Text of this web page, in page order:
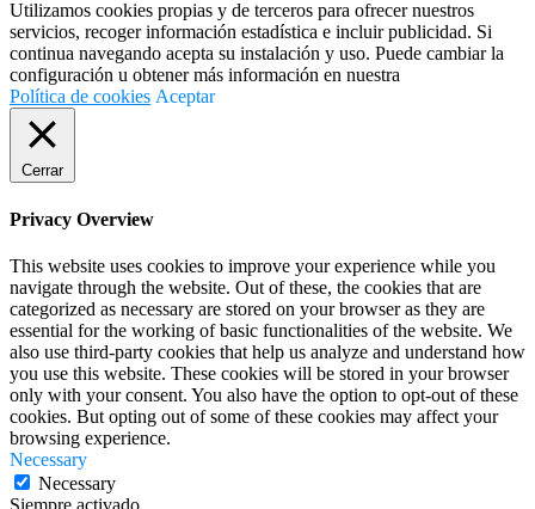
Utilizamos cookies propias y de terceros para ofrecer nuestros
servicios, recoger información estadística e incluir publicidad. Si
continua navegando acepta su instalación y uso. Puede cambiar la
configuración u obtener más información en nuestra
Política de cookies Aceptar
Cerrar
Privacy Overview
This website uses cookies to improve your experience while you
navigate through the website. Out of these, the cookies that are
categorized as necessary are stored on your browser as they are
essential for the working of basic functionalities of the website. We
also use third-party cookies that help us analyze and understand how
you use this website. These cookies will be stored in your browser
only with your consent. You also have the option to opt-out of these
cookies. But opting out of some of these cookies may affect your
browsing experience.
Necessary
Necessary
Siempre activado